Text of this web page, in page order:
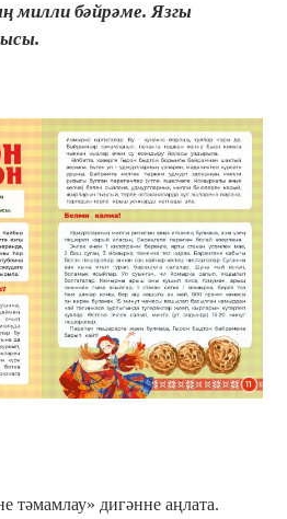
милли бәйрәме. Язгы
тәмамлау» дигәнне аңлата.